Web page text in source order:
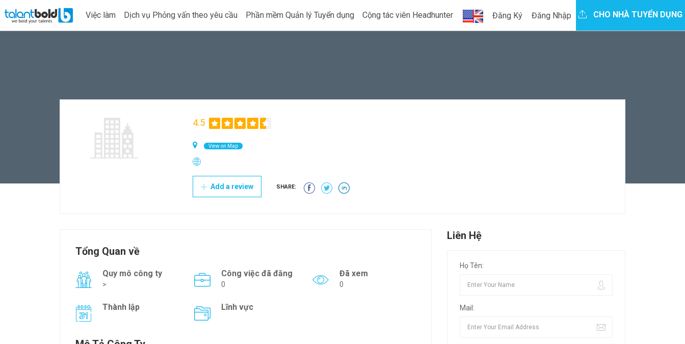
Việc làm Dịch vụ Phỏng vấn theo yêu cầu Phần mềm Quản lý Tuyển dụng Cộng tác viên Headhunter Đăng Ký Đăng Nhập CHO NHÀ TUYỂN DỤNG
4.5
View on Map
Add a review SHARE:
Tổng Quan về
Quy mô công ty
>
Công việc đã đăng
0
Đã xem
0
Thành lập Lĩnh vực
Liên Hệ
Họ Tên:
Mail: